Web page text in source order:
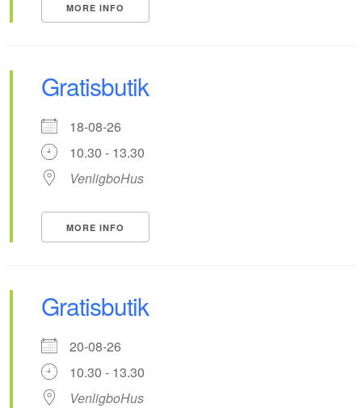
MORE INFO
Gratisbutik
18-08-26
10.30 - 13.30
VenligboHus
MORE INFO
Gratisbutik
20-08-26
10.30 - 13.30
VenligboHus